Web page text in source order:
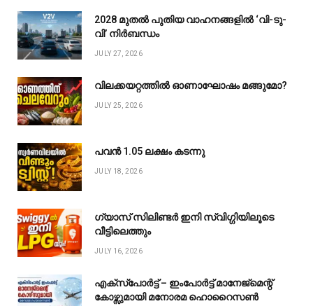
2028 മുതൽ പുതിയ വാഹനങ്ങളിൽ ‘വി-ടു-
വി’ നിർബന്ധം
JULY 27, 2026
വിലക്കയറ്റത്തിൽ ഓണാഘോഷം മങ്ങുമോ?
JULY 25, 2026
പവൻ ₹1.05 ലക്ഷം കടന്നു
JULY 18, 2026
ഗ്യാസ് സിലിണ്ടർ ഇനി സ്വിഗ്ഗിയിലൂടെ
വീട്ടിലെത്തും
JULY 16, 2026
എക്സ്പോർട്ട് – ഇംപോർട്ട് മാനേജ്മെന്റ്
കോഴ്സുമായി മനോരമ ഹൊറൈസൺ